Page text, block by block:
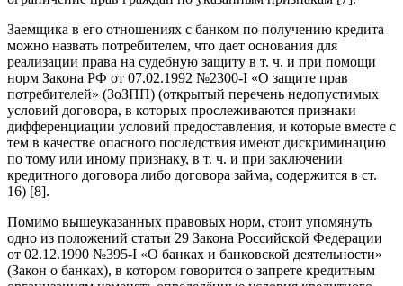
Заемщика в его отношениях с банком по получению кредита
можно назвать потребителем, что дает основания для
реализации права на судебную защиту в т. ч. и при помощи
норм Закона РФ от 07.02.1992 №2300-I «О защите прав
потребителей» (ЗоЗПП) (открытый перечень недопустимых
условий договора, в которых прослеживаются признаки
дифференциации условий предоставления, и которые вместе с
тем в качестве опасного последствия имеют дискриминацию
по тому или иному признаку, в т. ч. и при заключении
кредитного договора либо договора займа, содержится в ст.
16) [8].
Помимо вышеуказанных правовых норм, стоит упомянуть
одно из положений статьи 29 Закона Российской Федерации
от 02.12.1990 №395-I «О банках и банковской деятельности»
(Закон о банках), в котором говорится о запрете кредитным